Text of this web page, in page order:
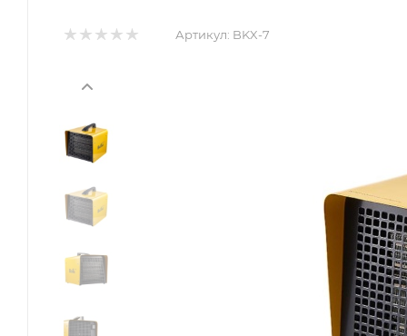
Артикул: BKX-7